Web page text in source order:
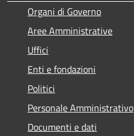
Organi di Governo
Aree Amministrative
Uffici
Enti e fondazioni
Politici
Personale Amministrativo
Documenti e dati